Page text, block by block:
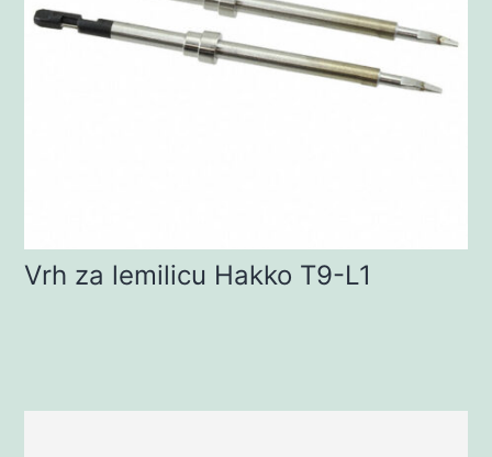
Vrh za lemilicu Hakko T9-L1